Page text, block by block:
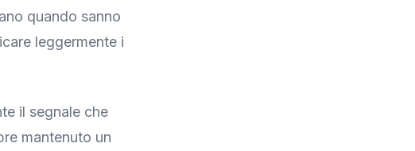
quando sanno
leggermente i
il segnale che
mantenuto un